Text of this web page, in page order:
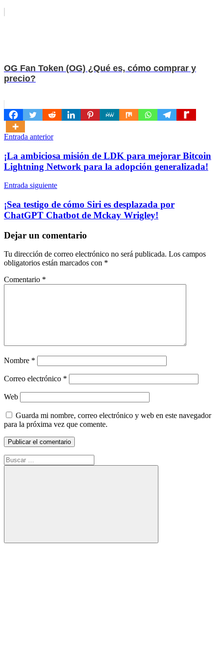
OG Fan Token (OG) ¿Qué es, cómo comprar y
precio?
Navegación
de
entradas
Entrada anterior
¡La ambiciosa misión de LDK para mejorar Bitcoin
Lightning Network para la adopción generalizada!
Entrada siguiente
¡Sea testigo de cómo Siri es desplazada por
ChatGPT Chatbot de Mckay Wrigley!
Dejar un comentario
Tu dirección de correo electrónico no será publicada. Los campos
obligatorios están marcados con *
Comentario *
Nombre *
Correo electrónico *
Web
Guarda mi nombre, correo electrónico y web en este navegador
para la próxima vez que comente.
Buscar:
Buscar